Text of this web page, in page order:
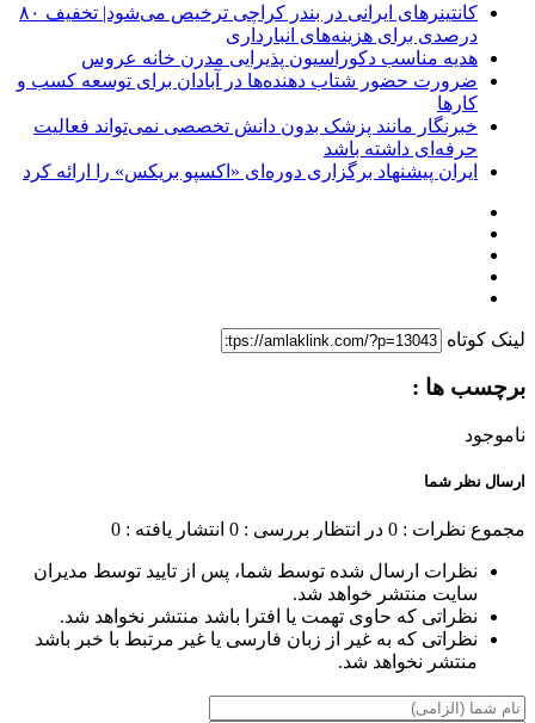
کانتینرهای ایرانی در بندر کراچی ترخیص می‌شود| تخفیف ۸۰
درصدی برای هزینه‌های انبارداری
هدیه مناسب دکوراسیون پذیرایی مدرن خانه عروس
ضرورت حضور شتاب ‌دهنده‌ها در آبادان برای توسعه کسب‌ و
کارها
خبرنگار مانند پزشک بدون دانش تخصصی نمی‌تواند فعالیت
حرفه‌ای داشته باشد
ایران پیشنهاد برگزاری دوره‌ای «اکسپو بریکس» را ارائه کرد
لینک کوتاه
برچسب ها :
ناموجود
ارسال نظر شما
مجموع نظرات : 0 در انتظار بررسی : 0 انتشار یافته : 0
نظرات ارسال شده توسط شما، پس از تایید توسط مدیران
سایت منتشر خواهد شد.
نظراتی که حاوی تهمت یا افترا باشد منتشر نخواهد شد.
نظراتی که به غیر از زبان فارسی یا غیر مرتبط با خبر باشد
منتشر نخواهد شد.